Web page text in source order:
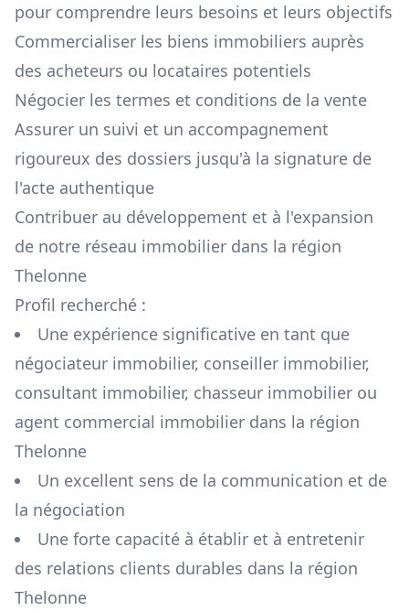
pour comprendre leurs besoins et leurs objectifs
Commercialiser les biens immobiliers auprès
des acheteurs ou locataires potentiels
Négocier les termes et conditions de la vente
Assurer un suivi et un accompagnement
rigoureux des dossiers jusqu'à la signature de
l'acte authentique
Contribuer au développement et à l'expansion
de notre réseau immobilier dans la région
Thelonne
Profil recherché :
Une expérience significative en tant que
négociateur immobilier, conseiller immobilier,
consultant immobilier, chasseur immobilier ou
agent commercial immobilier dans la région
Thelonne
Un excellent sens de la communication et de
la négociation
Une forte capacité à établir et à entretenir
des relations clients durables dans la région
Thelonne